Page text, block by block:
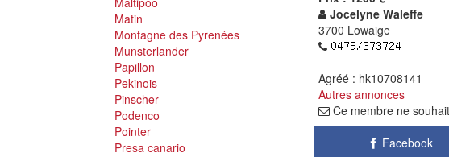
Matin
Montagne des Pyrenées
Munsterlander
Papillon
Pekinois
Pinscher
Podenco
Pointer
Presa canario
Jocelyne Waleffe
3700 Lowaige
Agréé : hk10708141
Autres annonces
Ce membre ne
Facebook